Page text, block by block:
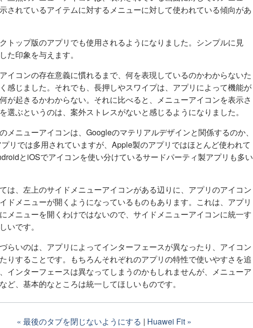
されているアイテムに対するメニューに対して使われている傾向があ
トップ版のアプリでも使用されるようになりました。シンプルに見
た印象を与えます。
イコンの存在意義に慣れるまで、何を表現しているのかわからないた
感じました。それでも、長押しやスワイプは、アプリによって機能が
が起きるかわからない。それに比べると、メニューアイコンを表示さ
選ぶというのは、案外ストレスがないと感じるようになりました。
メニューアイコンは、Googleのマテリアルデザインと関係するのか、
リでは多用されていますが、Apple製のアプリではほとんど使われて
とiOSでアイコンを使い分けているサードパーティ製アプリも多い
は、左上のサイドメニューアイコンがある辺りに、アプリのアイコン
ドメニューが開くようになっているものもあります。これは、アプリ
メニューを開くわけではないので、サイドメニューアイコンに統一す
いです。
らいのは、アプリによってインターフェースが異なったり、アイコン
りすることです。もちろんそれぞれのアプリの特性で使いやすさを追
インターフェースは異なってしまうのかもしれませんが、メニューア
ど、基本的なところは統一してほしいものです。
« 最後のタブを閉じないようにする | Huawei Fit »